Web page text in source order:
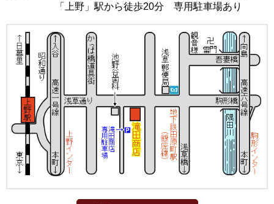
「上野」駅から徒歩20分 専用駐車場あり